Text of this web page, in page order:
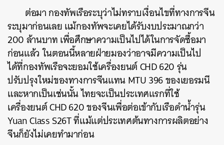
ต่อมา กองทัพเรือระบุว่าไม่ทราบเงื่อนไขที่ทางการจีน
ระบุมาก่อนเลย แม้กองทัพจะเคยได้รับงบประมาณกว่า
200 ล้านบาท เพื่อศึกษาความเป็นไปได้ในการจัดซื้อมา
ก่อนแล้ว ในตอนนี้หลายฝ่ายมองว่าอาจมีความเป็นไป
ได้ที่กองทัพเรือจะยอมใช้เครื่องยนต์ CHD 620 รุ่น
ปรับปรุงใหม่ของทางการจีนแทน MTU 396 ของเยอรมนี
และหากเป็นเช่นนั้น ไทยจะเป็นประเทศแรกที่ใช้
เครื่องยนต์ CHD 620 ของจีนเพื่อต่อเข้ากับเรือดำน้ำรุ่น
Yuan Class S26T ที่แม้แต่ประเทศต้นทางการผลิตอย่าง
จีนก็ยังไม่เคยทำมาก่อน